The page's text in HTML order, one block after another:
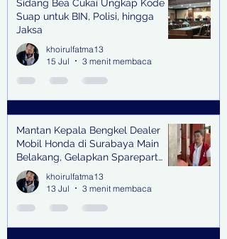
Sidang Bea Cukai Ungkap Kode
Suap untuk BIN, Polisi, hingga
Jaksa
khoirulfatma13
15 Jul
3 menit membaca
Mantan Kepala Bengkel Dealer
Mobil Honda di Surabaya Main
Belakang, Gelapkan Sparepart
Senilai Rp 1,9 Miliar
khoirulfatma13
13 Jul
3 menit membaca